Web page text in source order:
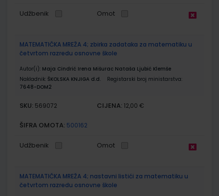
Udžbenik Omot
MATEMATIČKA MREŽA 4; zbirka zadataka za matematiku u
četvrtom razredu osnovne škole
Autor(i): Maja Cindrić Irena Mišurac Nataša Ljubić Klemše
Nakladnik: ŠKOLSKA KNJIGA d.d.
Registarski broj ministarstva:
7648-DOM2
SKU: 569072 CIJENA: 12,00 €
ŠIFRA OMOTA: 500162
Udžbenik Omot
MATEMATIČKA MREŽA 4; nastavni listići za matematiku u
četvrtom razredu osnovne škole